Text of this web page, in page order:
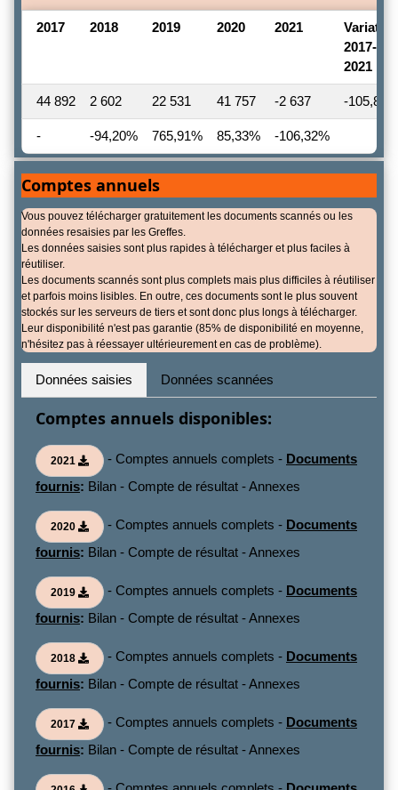
2017 2018 2019 2020 2021
Variation
2017-
2021
44 892 2 602 22 531 41 757 -2 637 -105,87
- -94,20% 765,91% 85,33% -106,32%
Comptes annuels
Vous pouvez télécharger gratuitement les documents scannés ou les
données resaisies par les Greffes.
Les données saisies sont plus rapides à télécharger et plus faciles à
réutiliser.
Les documents scannés sont plus complets mais plus difficiles à réutiliser
et parfois moins lisibles. En outre, ces documents sont le plus souvent
stockés sur les serveurs de tiers et sont donc plus longs à télécharger.
Leur disponibilité n'est pas garantie (85% de disponibilité en moyenne,
n'hésitez pas à réessayer ultérieurement en cas de problème).
Données saisies Données scannées
Comptes annuels disponibles:
2021 - Comptes annuels complets - Documents
fournis: Bilan - Compte de résultat - Annexes
2020 - Comptes annuels complets - Documents
fournis: Bilan - Compte de résultat - Annexes
2019 - Comptes annuels complets - Documents
fournis: Bilan - Compte de résultat - Annexes
2018 - Comptes annuels complets - Documents
fournis: Bilan - Compte de résultat - Annexes
2017 - Comptes annuels complets - Documents
fournis: Bilan - Compte de résultat - Annexes